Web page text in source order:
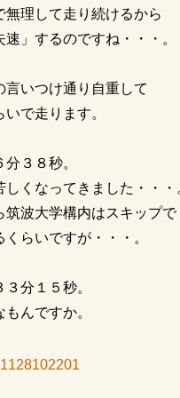
無理して走り続けるから
速」するのですね・・・。
言いつけ通り自重して
いで走ります。
分３８秒。
しくなってきました・・・
筑波大学構内はスキップで
くらいですが・・・。
３分１５秒。
もんですか。